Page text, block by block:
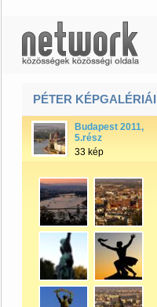
PÉTER KÉPGALÉRIÁI
Budapest 2011,
5.rész
33 kép